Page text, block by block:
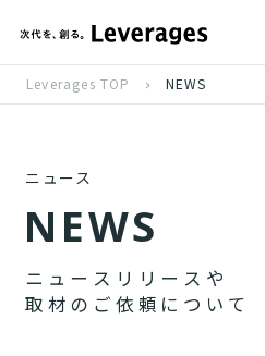
Leverages TOP NEWS
ニュース
NEWS
ニ ュ ー ス リ リ ー ス や
取 材 の ご 依 頼 に つ い て